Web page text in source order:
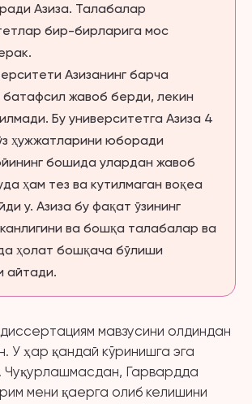
Азиза. Талабалар
бир-бирларига мос
Азизанинг барча
батафсил жавоб берди, лекин
Бу университетга Азиза 4
ҳужжатларини юборади
бошида улардан жавоб
ҳам тез ва кутилмаган воқеа
у. Азиза бу фақат ўзининг
ва бошқа талабалар ва
ҳолат бошқача бўлиши
айтади.
мавзусини олдиндан
У ҳар қандай кўринишга эга
Чуқурлашмасдан, Гарвардда
мени қаерга олиб келишини